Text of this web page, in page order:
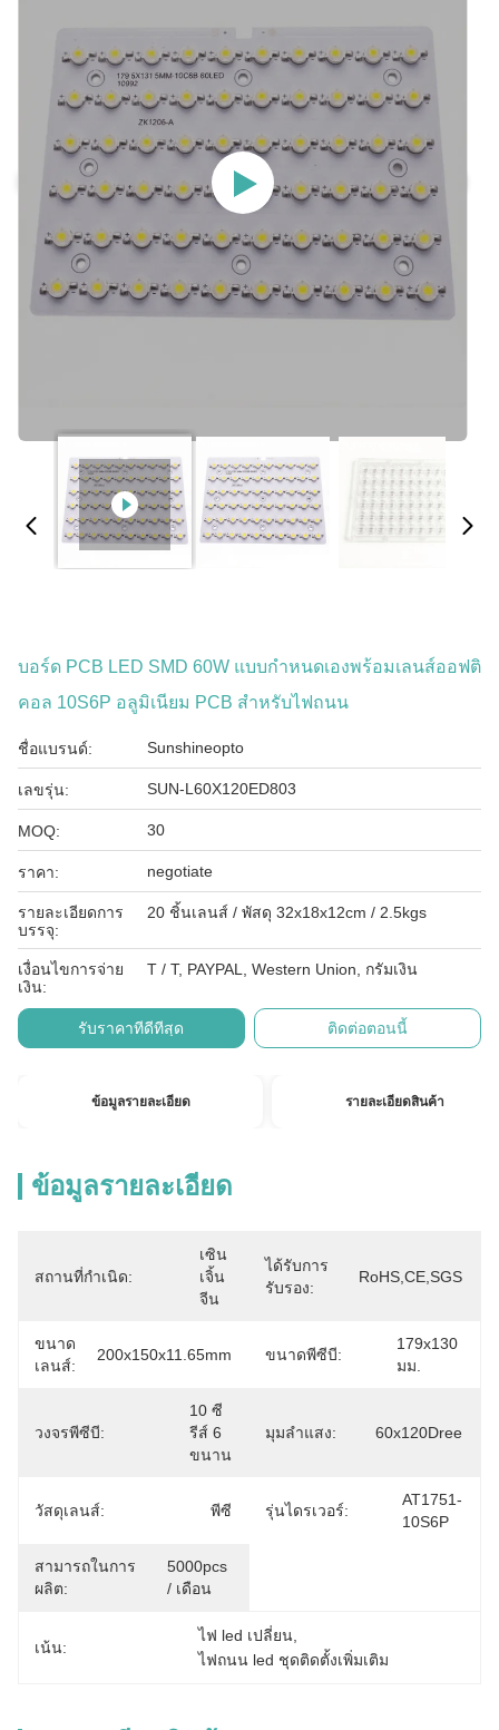
บอร์ด PCB LED SMD 60W แบบกำหนดเองพร้อมเลนส์ออฟติ
คอล 10S6P อลูมิเนียม PCB สำหรับไฟถนน
ชื่อแบรนด์: Sunshineopto
เลขรุ่น: SUN-L60X120ED803
MOQ: 30
ราคา: negotiate
รายละเอียดการ
บรรจุ:
20 ชิ้นเลนส์ / พัสดุ 32x18x12cm / 2.5kgs
เงื่อนไขการจ่าย
เงิน:
T / T, PAYPAL, Western Union, กรัมเงิน
รับราคาที่ดีที่สุด ติดต่อตอนนี้
ข้อมูลรายละเอียด รายละเอียดสินค้า
ข้อมูลรายละเอียด
สถานที่กำเนิด:
เซิน
เจิ้น
จีน
ได้รับการ
รับรอง:
RoHS,CE,SGS
ขนาด
เลนส์:
200x150x11.65mm ขนาดพีซีบี:
179x130
มม.
วงจรพีซีบี:
10 ซี
รีส์ 6
ขนาน
มุมลำแสง: 60x120Dree
วัสดุเลนส์: พีซี รุ่นไดรเวอร์:
AT1751-
10S6P
สามารถในการ
ผลิต:
5000pcs
/ เดือน
เน้น:
ไฟ led เปลี่ยน
ไฟถนน led ชุดติดตั้งเพิ่มเติม